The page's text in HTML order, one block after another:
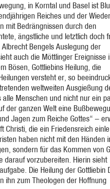
in Korntal und Basel ist
Reiches und der
mit Bedrängnissen durch den
ängstliche und letztlich doch
Bengels Auslegung der
auch die Möttlinger Ereignisse
Bösen, Gottliebins Heilung, die
versteht er, so
weltweiten Ausgießung
alle Menschen und nicht nur ein
der ganzen Welt eine
Jagen zum Reiche Gottes“ –
Christi, die ein Friedensreich
haben nicht mit den Händen
sondern für das Kommen von
darauf vorzubereiten. Hierin sieht
Die Heilung der Gottliebin
ihn zum Theologen der Hoffnung